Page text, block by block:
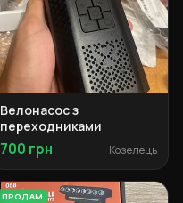
Велонасос з
переходниками
700 грн Козелець
ПРОДАМ